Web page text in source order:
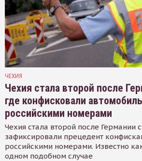
ЧЕХИЯ
Чехия стала второй после
где конфисковали
российскими номерами
Чехия стала второй после Германии
зафиксировали прецедент
российскими номерами. Известно
одном подобном случае